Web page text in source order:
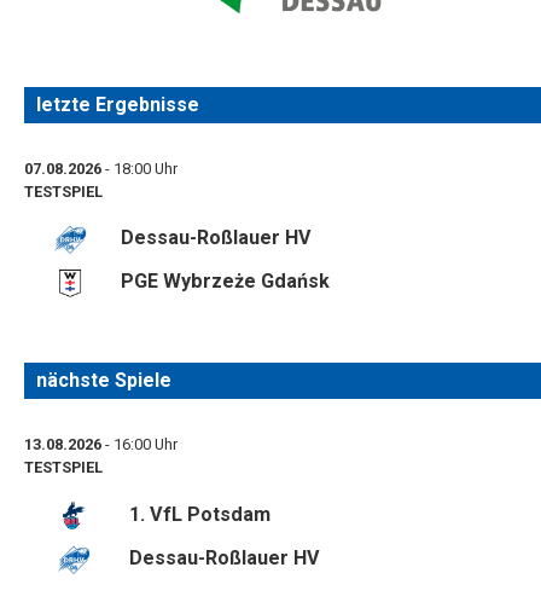
letzte Ergebnisse
07.08.2026 - 18:00 Uhr
TESTSPIEL
Dessau-Roßlauer HV
PGE Wybrzeże Gdańsk
nächste Spiele
13.08.2026 - 16:00 Uhr
TESTSPIEL
1. VfL Potsdam
Dessau-Roßlauer HV